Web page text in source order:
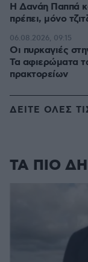
Η Δανάη Παππά
πρέπει, μόνο
Οι πυρκαγιές
Τα αφιερώματα
πρακτορείων
πριν 15 λεπτά
ΔΕΙΤΕ ΟΛΕΣ
ΤΑ ΠΙΟ